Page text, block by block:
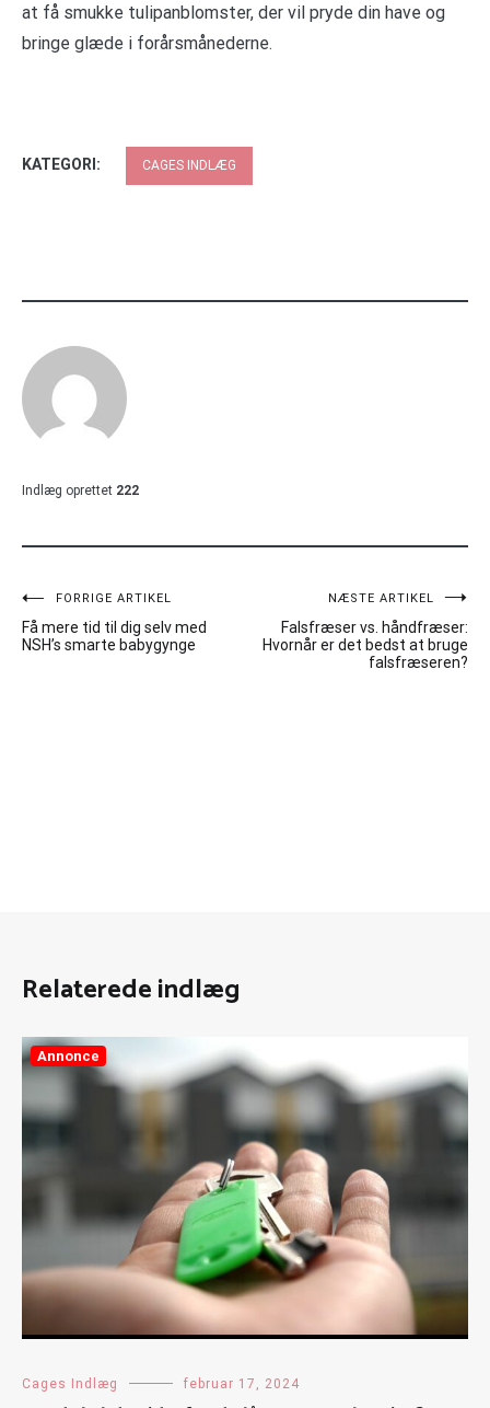
at få smukke tulipanblomster, der vil pryde din have og
bringe glæde i forårsmånederne.
KATEGORI: CAGES INDLÆG
Indlæg oprettet 222
Indlægsnavigation
FORRIGE ARTIKEL
Få mere tid til dig selv med
NSH’s smarte babygynge
NÆSTE ARTIKEL
Falsfræser vs. håndfræser:
Hvornår er det bedst at bruge
falsfræseren?
Relaterede indlæg
Annonce
Cages Indlæg februar 17, 2024